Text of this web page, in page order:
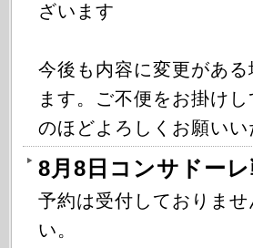
ざいます
今後も内容に変更があ
ます。ご不便をお掛け
のほどよろしくお願いい
8月8日コンサドー
予約は受付しておりま
い。